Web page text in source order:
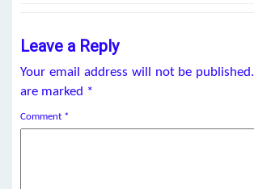
Leave a Reply
Your email address will not be published.
are marked *
Comment *